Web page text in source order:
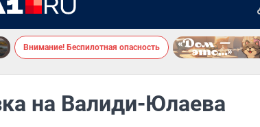
Внимание! Беспилотная опасность
на Валиди-Юлаева